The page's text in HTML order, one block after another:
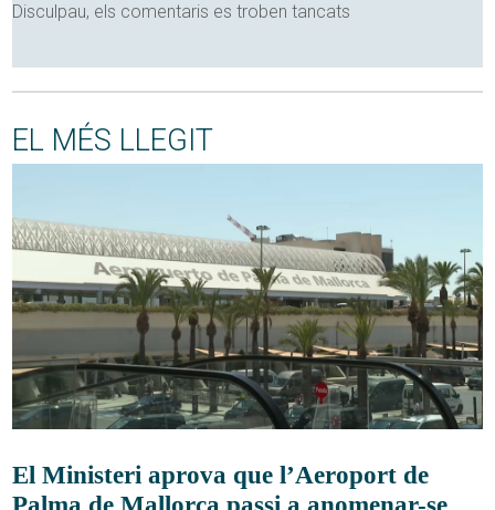
Disculpau, els comentaris es troben tancats
EL MÉS LLEGIT
El Ministeri aprova que l’Aeroport de
Palma de Mallorca passi a anomenar-se